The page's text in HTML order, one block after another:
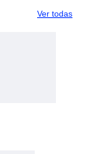
Ver todas